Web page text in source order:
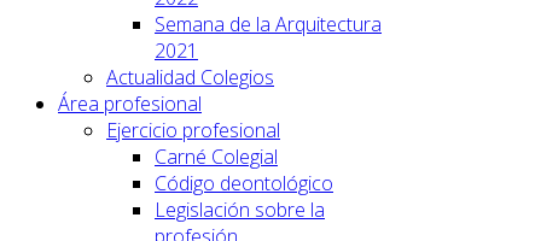
Semana de la Arquitectura
2021
Actualidad Colegios
Área profesional
Ejercicio profesional
Carné Colegial
Código deontológico
Legislación sobre la